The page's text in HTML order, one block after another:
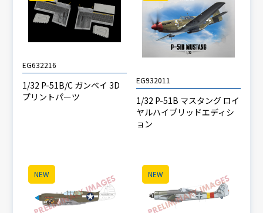
EG632216
1/32 P-51B/C ガンベイ 3D
プリントパーツ
EG932011
1/32 P-51B マスタング ロイ
ヤルハイブリッドエディシ
ョン
NEW NEW